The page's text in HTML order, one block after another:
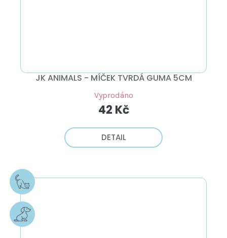
JK ANIMALS - MÍČEK TVRDÁ GUMA 5CM
Vyprodáno
42 Kč
DETAIL